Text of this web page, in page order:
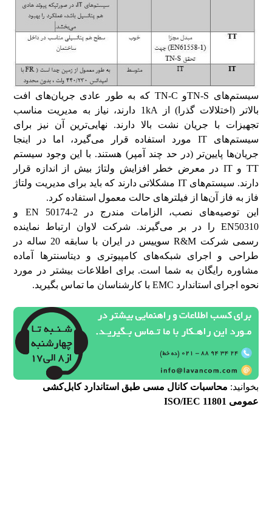
سیستم‌های TN-Sو TN-C که به طور عادی جریان‌های افت
بالاتر (اختلالات گذرا) از 1kA دارند، نیاز به مدیریت مناسب
تجهیزات با جریان نشت بالا دارند. نهایی‌ترین آن نیز برای
سیستم‌های IT مورد استفاده قرار می‌گیرد، اما در اینجا
جریان‌ها پایین‌تر (در حد چند آمپر) هستند. با این وجود سیستم
TT و IT در معرض خطر افزایش ولتاژ بیش از اندازه قرار
دارند. سیستم‌های IT مشکلاتی دارند که باید برای مدیریت ولتاژ
فاز به فاز آن‌ها از فیلترهای حالت معمول استفاده کرد.
این توصیه‌های نصب، الزامات مندرج در EN 50174-2 و
EN50310 را در بر می‌گیرند. شرکت لاوان ارتباط نماینده
رسمی شرکت R&M سوییس در ایران با سابقه 20 ساله در
طراحی و اجرای شبکه‌های کامپیوتری و دیتاسنترها آماده
مشاوره رایگان به شما است. برای اطلاعات بیشتر در مورد
نحوه اجرای استاندارد EMC با کارشناسان ما تماس بگیرید.
بخوانید: محاسبات کانال مسی طبق استاندارد کابل‌کشی
عمومی ISO/IEC 11801